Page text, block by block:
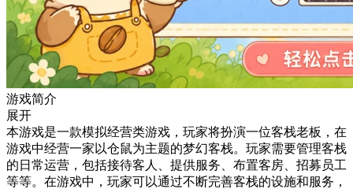
游戏简介
展开
本游戏是一款模拟经营类游戏，玩家将扮演一位客栈老板，在
游戏中经营一家以仓鼠为主题的梦幻客栈。玩家需要管理客栈
的日常运营，包括接待客人、提供服务、布置客房、招募员工
等等。在游戏中，玩家可以通过不断完善客栈的设施和服务，